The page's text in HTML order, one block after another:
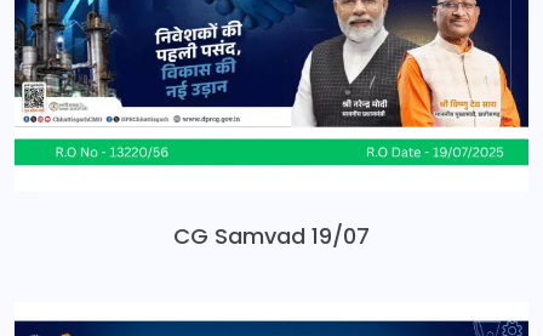
CG Samvad 19/07